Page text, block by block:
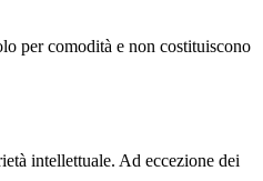
per comodità e non costituiscono
intellettuale. Ad eccezione dei